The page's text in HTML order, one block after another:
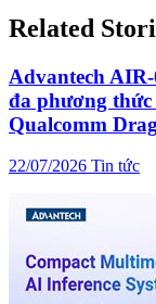
Related
Advantech
đa phương
Qualcomm
22/07/2026 Tin tức